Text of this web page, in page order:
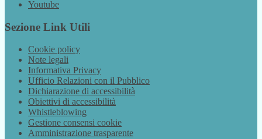
Youtube
Sezione Link Utili
Cookie policy
Note legali
Informativa Privacy
Ufficio Relazioni con il Pubblico
Dichiarazione di accessibilità
Obiettivi di accessibilità
Whistleblowing
Gestione consensi cookie
Amministrazione trasparente